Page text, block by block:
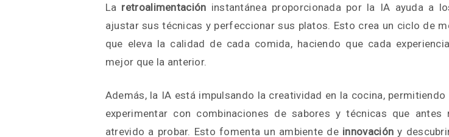
La retroalimentación instantánea proporcionada por la IA ayuda a
ajustar sus técnicas y perfeccionar sus platos. Esto crea un ciclo de
que eleva la calidad de cada comida, haciendo que cada
mejor que la anterior.
Además, la IA está impulsando la creatividad en la cocina,
experimentar con combinaciones de sabores y técnicas que antes
atrevido a probar. Esto fomenta un ambiente de innovación y